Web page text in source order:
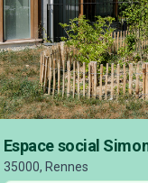
Espace social
35000, Rennes